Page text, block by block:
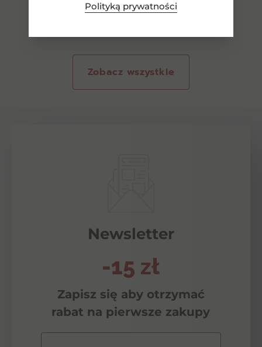
Polityką prywatności
Zobacz wszystkie
Newsletter
-15 zł
Zapisz się aby otrzymać
rabat na pierwsze zakupy